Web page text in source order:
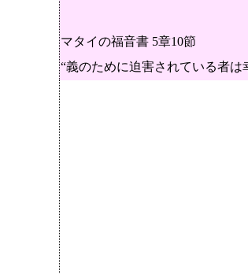
マタイの福音書 5章10節
“義のために迫害されている者